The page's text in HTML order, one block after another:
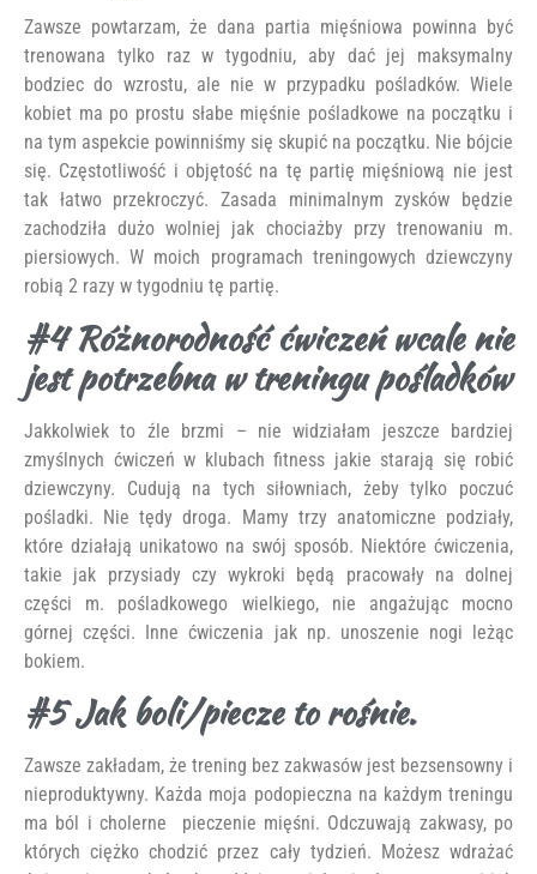
Zawsze powtarzam, że dana partia mięśniowa powinna być
trenowana tylko raz w tygodniu, aby dać jej maksymalny
bodziec do wzrostu, ale nie w przypadku pośladków. Wiele
kobiet ma po prostu słabe mięśnie pośladkowe na początku i
na tym aspekcie powinniśmy się skupić na początku. Nie bójcie
się. Częstotliwość i objętość na tę partię mięśniową nie jest
tak łatwo przekroczyć. Zasada minimalnym zysków będzie
zachodziła dużo wolniej jak chociażby przy trenowaniu m.
piersiowych. W moich programach treningowych dziewczyny
robią 2 razy w tygodniu tę partię.
#4 Różnorodność ćwiczeń wcale nie
jest potrzebna w treningu pośladków
Jakkolwiek to źle brzmi – nie widziałam jeszcze bardziej
zmyślnych ćwiczeń w klubach fitness jakie starają się robić
dziewczyny. Cudują na tych siłowniach, żeby tylko poczuć
pośladki. Nie tędy droga. Mamy trzy anatomiczne podziały,
które działają unikatowo na swój sposób. Niektóre ćwiczenia,
takie jak przysiady czy wykroki będą pracowały na dolnej
części m. pośladkowego wielkiego, nie angażując mocno
górnej części. Inne ćwiczenia jak np. unoszenie nogi leżąc
bokiem.
#5 Jak boli/piecze to rośnie.
Zawsze zakładam, że trening bez zakwasów jest bezsensowny i
nieproduktywny. Każda moja podopieczna na każdym treningu
ma ból i cholerne pieczenie mięśni. Odczuwają zakwasy, po
których ciężko chodzić przez cały tydzień. Możesz wdrażać